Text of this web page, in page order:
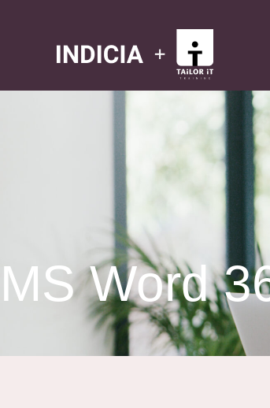
MS Word